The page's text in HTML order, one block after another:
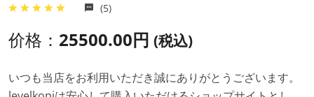
(5)
价格： 25500.00円 (税込)
いつも当店をお利用いただき誠にありがとうございます。